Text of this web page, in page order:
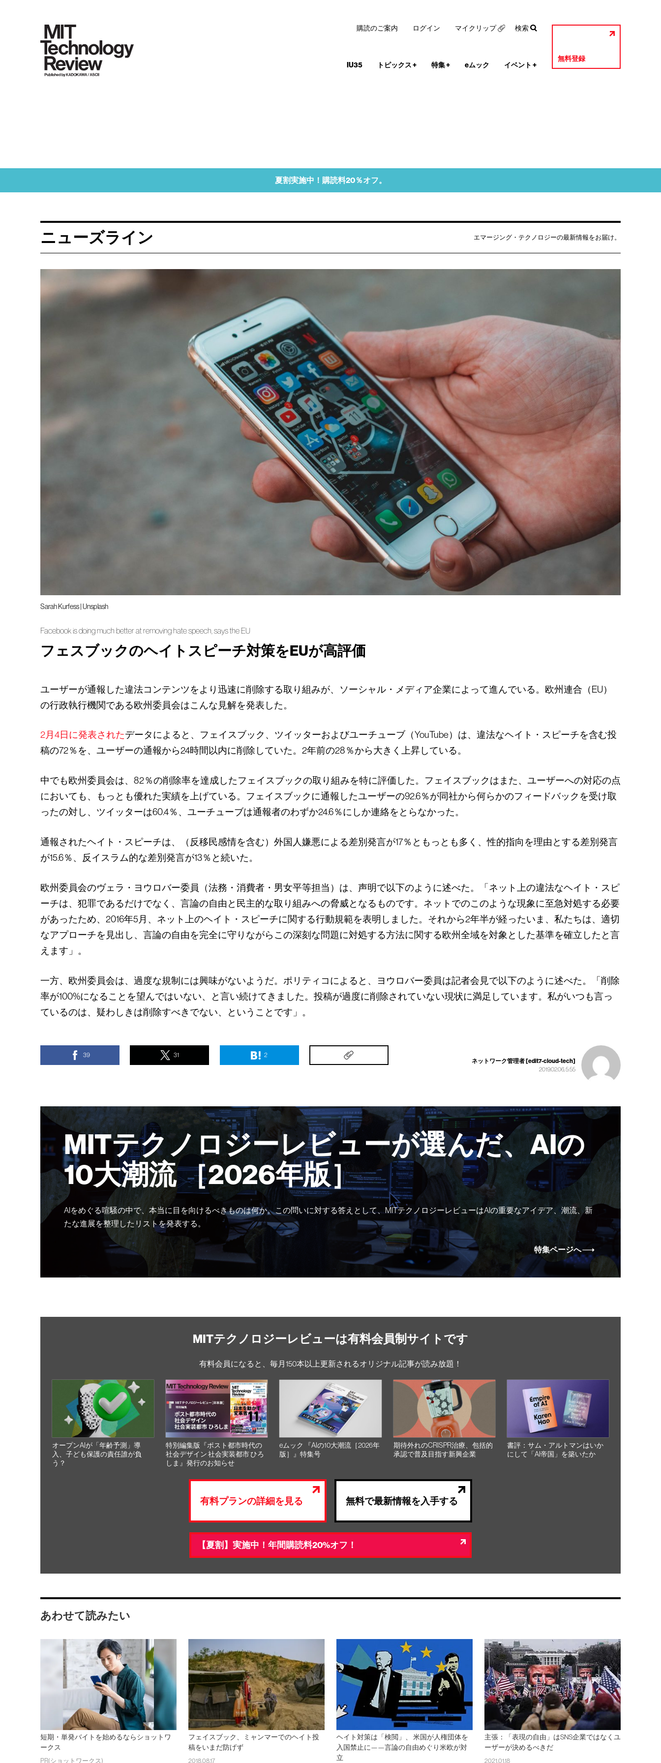
IU35 トピックス+ 特集+ eムック イベント +
無料登録
購読のご案内 ログイン マイクリップ 検索
夏割実施中！購読料20％オフ。
ニューズライン エマージング・テクノロジーの最新情報をお届け。
Sarah Kurfess | Unsplash
Facebook is doing much better at removing hate speech, says the EU
フェスブックのヘイトスピーチ対策をEUが高評価
ユーザーが通報した違法コンテンツをより迅速に削除する取り組みが、ソーシャル・メディア企業によって進んでいる。欧州連合（EU）
の行政執行機関である欧州委員会はこんな見解を発表した。
2月4日に発表されたデータによると、フェイスブック、ツイッターおよびユーチューブ（YouTube）は、違法なヘイト・スピーチを含む投
稿の72％を、ユーザーの通報から24時間以内に削除していた。2年前の28％から大きく上昇している。
中でも欧州委員会は、82％の削除率を達成したフェイスブックの取り組みを特に評価した。フェイスブックはまた、ユーザーへの対応の点
においても、もっとも優れた実績を上げている。フェイスブックに通報したユーザーの92.6％が同社から何らかのフィードバックを受け取
ったの対し、ツイッターは60.4％、ユーチューブは通報者のわずか24.6％にしか連絡をとらなかった。
通報されたヘイト・スピーチは、（反移民感情を含む）外国人嫌悪による差別発言が17％ともっとも多く、性的指向を理由とする差別発言
が15.6％、反イスラム的な差別発言が13％と続いた。
欧州委員会のヴェラ・ヨウロバー委員（法務・消費者・男女平等担当）は、声明で以下のように述べた。「ネット上の違法なヘイト・スピ
ーチは、犯罪であるだけでなく、言論の自由と民主的な取り組みへの脅威となるものです。ネットでのこのような現象に至急対処する必要
があったため、2016年5月、ネット上のヘイト・スピーチに関する行動規範を表明しました。それから2年半が経ったいま、私たちは、適切
なアプローチを見出し、言論の自由を完全に守りながらこの深刻な問題に対処する方法に関する欧州全域を対象とした基準を確立したと言
えます」。
一方、欧州委員会は、過度な規制には興味がないようだ。ポリティコによると、ヨウロバー委員は記者会見で以下のように述べた。「削除
率が100%になることを望んではいない、と言い続けてきました。投稿が過度に削除されていない現状に満足しています。私がいつも言っ
ているのは、疑わしきは削除すべきでない、ということです」。
39 31 2
ネットワーク管理者 [edit7-cloud-tech]
2019.02.06, 5:55
MITテクノロジーレビューが選んだ、AIの
10大潮流 ［2026年版］
AIをめぐる喧騒の中で、本当に目を向けるべきものは何か。この問いに対する答えとして、MITテクノロジーレビューはAIの重要なアイデア、潮流、新
たな進展を整理したリストを発表する。
特集ページへ
MITテクノロジーレビューは有料会員制サイトです
有料会員になると、毎月150本以上更新されるオリジナル記事が読み放題！
オープンAIが「年齢予測」導
入、子ども保護の責任誰が負
う？
特別編集版『ポスト都市時代の
社会デザイン 社会実装都市 ひろ
しま』発行のお知らせ
eムック 『AIの10大潮流［2026年
版］』特集号
期待外れのCRISPR治療、包括的
承認で普及目指す新興企業
書評：サム・アルトマンはいか
にして「AI帝国」を築いたか
有料プランの詳細を見る 無料で最新情報を入手する
【夏割】実施中！年間購読料20%オフ！
あわせて読みたい
短期・単発バイトを始めるならショットワ
ークス
PR(ショットワークス)
フェイスブック、ミャンマーでのヘイト投
稿をいまだ防げず
2018.08.17
ヘイト対策は「検閲」、 米国が人権団体を
入国禁止に——言論の自由めぐり米欧が対
立
主張：「表現の自由」はSNS企業ではなくユ
ーザーが決めるべきだ
2021.01.18